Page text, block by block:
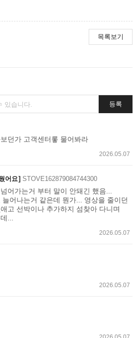
목록보기
등록
던가 고객센터롷 물어봐라
2026.05.07
어요 STOVE162879084744300
어가는거 부터 말이 안돼긴 했음...
어나는거 같은데 뭔가... 영상을 줄이던
고 선박이나 추가하지 섬찾아 다니며
...
2026.05.07
2026.05.07